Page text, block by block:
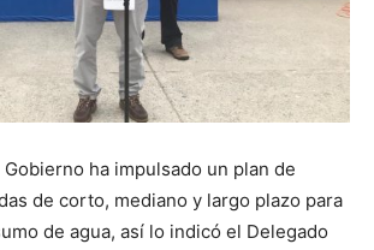
ha impulsado un plan de
de corto, mediano y largo plazo para
de agua, así lo indicó el Delegado